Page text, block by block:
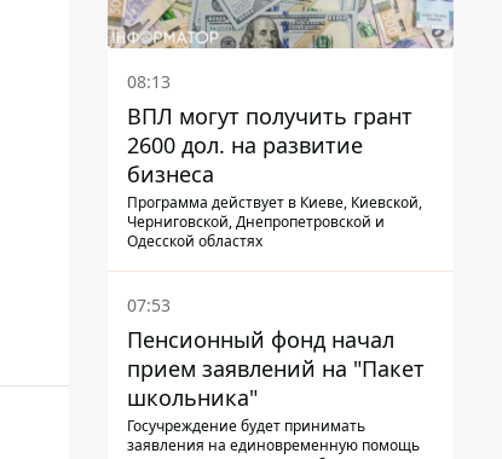
08:13
ВПЛ могут получить грант
2600 дол. на развитие
бизнеса
Программа действует в Киеве, Киевской,
Черниговской, Днепропетровской и
Одесской областях
07:53
Пенсионный фонд начал
прием заявлений на "Пакет
школьника"
Госучреждение будет принимать
заявления на единовременную помощь